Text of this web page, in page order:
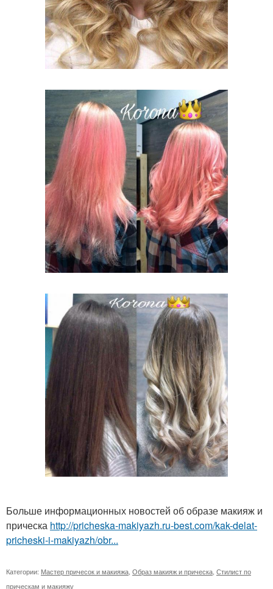
Больше информационных новостей об образе макияж и
прическа http://pricheska-makiyazh.ru-best.com/kak-delat-
pricheski-i-makiyazh/obr...
Категории: Мастер причесок и макияжа Образ макияж и прическа Стилист по
прическам и макияжу